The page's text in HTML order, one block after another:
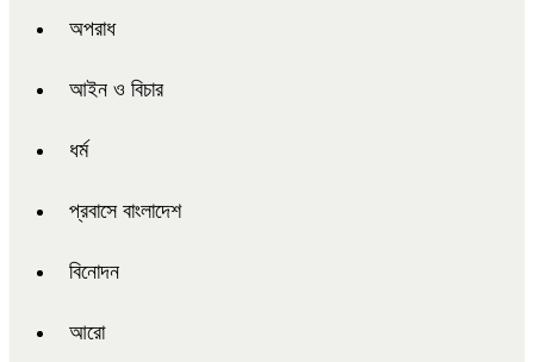
অপরাধ
আইন ও বিচার
ধর্ম
প্রবাসে বাংলাদেশ
বিনোদন
আরো